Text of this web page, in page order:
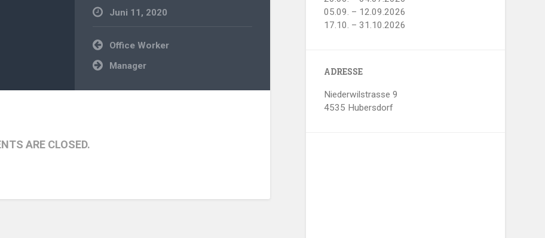
Juni 11, 2020
Beitragsnavigation
Office Worker
Manager
ARE CLOSED.
05.09. – 12.09.2026
17.10. – 31.10.2026
ADRESSE
Niederwilstrasse 9
4535 Hubersdorf